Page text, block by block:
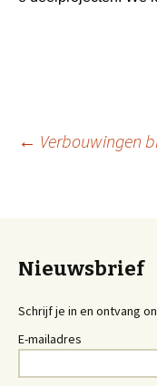
← Verbouwingen
Nieuwsbrief
Schrijf je in en ontvang
E-mailadres